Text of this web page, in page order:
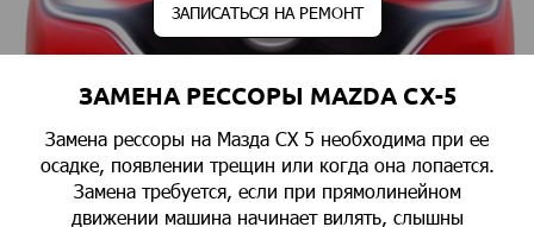
ЗАПИСАТЬСЯ НА РЕМОНТ
ЗАМЕНА РЕССОРЫ MAZDA CX-5
Замена рессоры на Мазда СХ 5 необходима при ее
осадке, появлении трещин или когда она лопается.
Замена требуется, если при прямолинейном
движении машина начинает вилять, слышны